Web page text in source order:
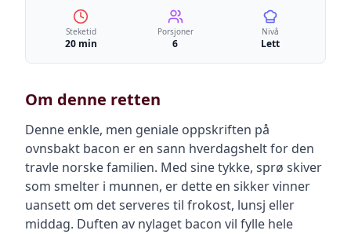
Steketid
20 min
Porsjoner
6
Nivå
Lett
Om denne retten
Denne enkle, men geniale oppskriften på
ovnsbakt bacon er en sann hverdagshelt for den
travle norske familien. Med sine tykke, sprø skiver
som smelter i munnen, er dette en sikker vinner
uansett om det serveres til frokost, lunsj eller
middag. Duften av nylaget bacon vil fylle hele